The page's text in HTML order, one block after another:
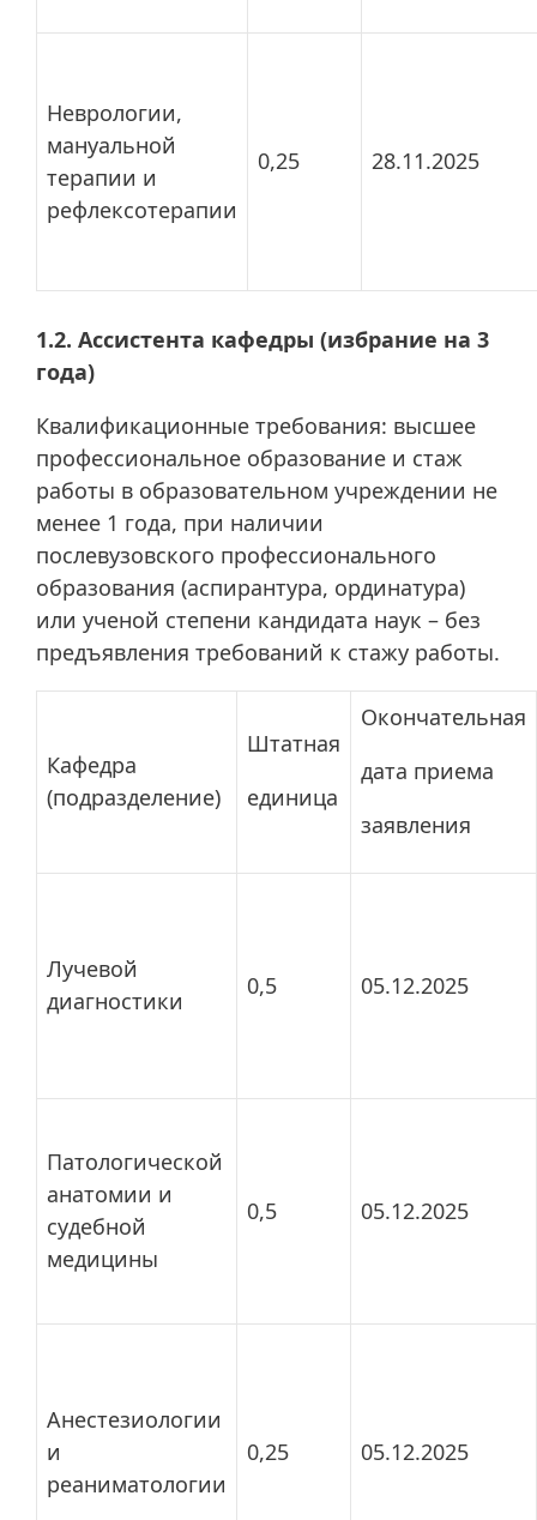
Неврологии,
мануальной
терапии и
рефлексотерапии
0,25 28.11.2025
1.2. Ассистента кафедры (избрание на 3
года)
Квалификационные требования: высшее
профессиональное образование и стаж
работы в образовательном учреждении не
менее 1 года, при наличии
послевузовского профессионального
образования (аспирантура, ординатура)
или ученой степени кандидата наук – без
предъявления требований к стажу работы.
Кафедра
(подразделение)
Штатная
единица
Окончательная
дата приема
заявления
Лучевой
диагностики
0,5 05.12.2025
Патологической
анатомии и
судебной
медицины
0,5 05.12.2025
Анестезиологии
и
реаниматологии
0,25 05.12.2025